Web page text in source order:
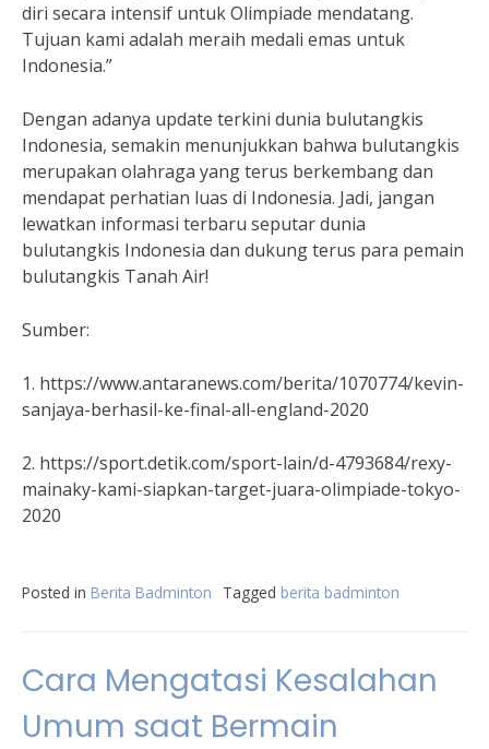
diri secara intensif untuk Olimpiade mendatang.
Tujuan kami adalah meraih medali emas untuk
Indonesia.”
Dengan adanya update terkini dunia bulutangkis
Indonesia, semakin menunjukkan bahwa bulutangkis
merupakan olahraga yang terus berkembang dan
mendapat perhatian luas di Indonesia. Jadi, jangan
lewatkan informasi terbaru seputar dunia
bulutangkis Indonesia dan dukung terus para pemain
bulutangkis Tanah Air!
Sumber:
1. https://www.antaranews.com/berita/1070774/kevin-
sanjaya-berhasil-ke-final-all-england-2020
2. https://sport.detik.com/sport-lain/d-4793684/rexy-
mainaky-kami-siapkan-target-juara-olimpiade-tokyo-
2020
Posted in Berita Badminton Tagged berita badminton
Cara Mengatasi Kesalahan
Umum saat Bermain